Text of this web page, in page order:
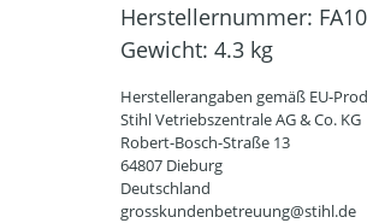
Herstellernummer:
Gewicht: 4.3 kg
Herstellerangaben gemäß EU-
Stihl Vetriebszentrale AG & Co. KG
Robert-Bosch-Straße 13
64807 Dieburg
Deutschland
grosskundenbetreuung@stihl.de